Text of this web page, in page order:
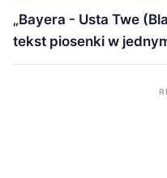
„Bayera - Usta Twe
tekst piosenki w